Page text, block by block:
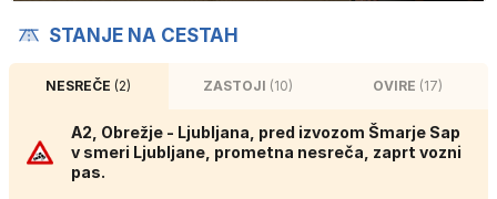
STANJE NA CESTAH
NESREČE(2) ZASTOJI (10) OVIRE (17)
A2, Obrežje - Ljubljana, pred izvozom Šmarje Sap
v smeri Ljubljane, prometna nesreča, zaprt vozni
pas.